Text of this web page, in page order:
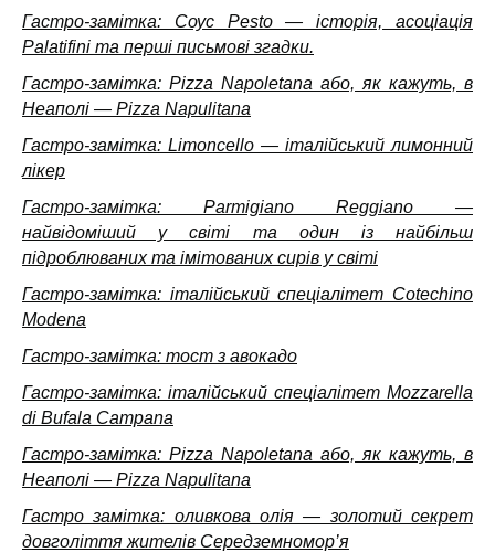
Гастро-замітка: Соус Pesto — історія, асоціація
Palatifini та перші письмові згадки.
Гастро-замітка: Pizza Napoletana або, як кажуть, в
Неаполі — Pizza Napulitana
Гастро-замітка: Limoncello — італійський лимонний
лікер
Гастро-замітка: Parmigiano Reggiano —
найвідоміший у світі та один із найбільш
підроблюваних та імітованих сирів у світі
Гастро-замітка: італійський спеціалітет Cotechino
Modena
Гастро-замітка: тост з авокадо
Гастро-замітка: італійський спеціалітет Mozzarella
di Bufala Campana
Гастро-замітка: Pizza Napoletana або, як кажуть, в
Неаполі — Pizza Napulitana
Гастро замітка: оливкова олія — золотий секрет
довголіття жителів Середземномор’я